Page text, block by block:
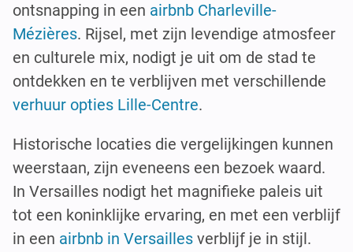
ontsnapping in een airbnb Charleville-
Mézières. Rijsel, met zijn levendige atmosfeer
en culturele mix, nodigt je uit om de stad te
ontdekken en te verblijven met verschillende
verhuur opties Lille-Centre.
Historische locaties die vergelijkingen kunnen
weerstaan, zijn eveneens een bezoek waard.
In Versailles nodigt het magnifieke paleis uit
tot een koninklijke ervaring, en met een verblijf
in een airbnb in Versailles verblijf je in stijl.